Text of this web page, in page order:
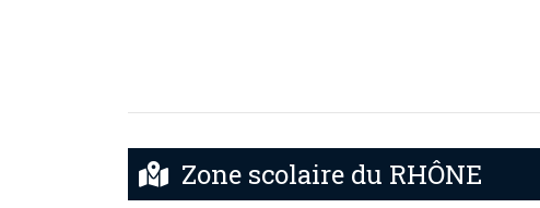
Zone scolaire du RHÔNE